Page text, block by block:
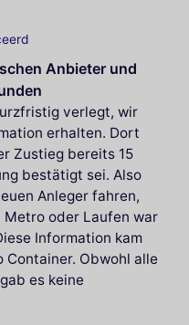
Anbieter und
verlegt, wir
erhalten. Dort
Zustieg bereits 15
bestätigt sei. Also
Anleger fahren,
Metro oder Laufen war
Information kam
Container. Obwohl alle
es keine